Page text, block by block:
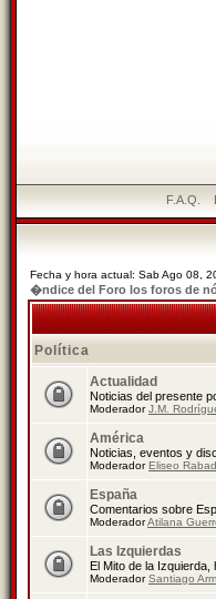
F.A.Q.
Fecha y hora actual: Sab Ago 08,
�ndice del Foro los foros de
Política
Actualidad
Noticias del presente
ModeradorJ.M.
América
Noticias, eventos y
ModeradorEliseo
España
Comentarios sobre
ModeradorAtilana
Las Izquierdas
El Mito de la Izquierda,
ModeradorSantiago